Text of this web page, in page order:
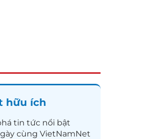
hữu ích
tin tức nổi bật
cùng VietNamNet